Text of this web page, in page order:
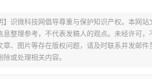
】识微科技网倡导尊重与保护知识产权。本网
息整理参考，不代表发稿人的观点。未经许可
章、图片等存在版权问题，请及时联系并发邮件
除或处理相关内容。